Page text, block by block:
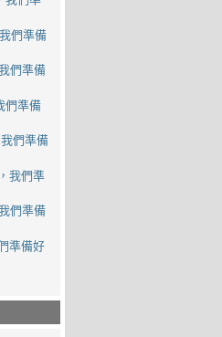
們準備
們準備
們準備
們準備
我們準
們準備
準備好